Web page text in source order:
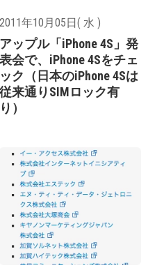
2011年10月05日( 水 )
アップル「iPhone 4S」発
表会で、iPhone 4Sをチェ
ック（日本のiPhone 4Sは
従来通りSIMロック有
り）